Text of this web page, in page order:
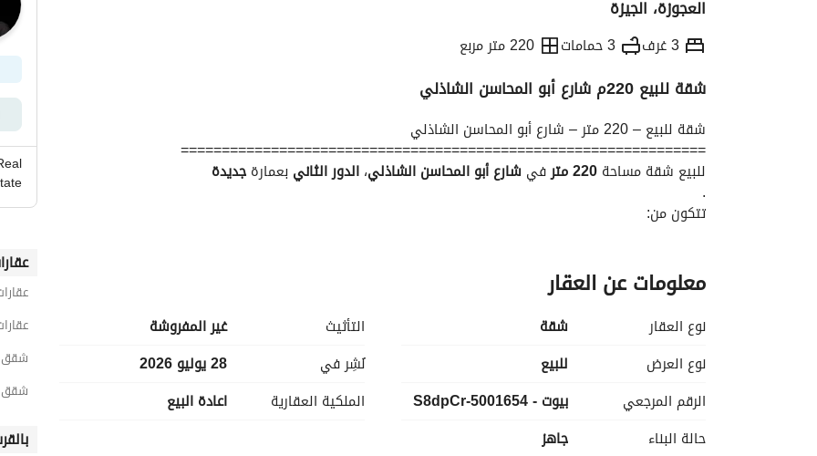
العجوزة، الجيزة
3 غرف 3 حمامات 220 متر مربع
التفاصيل الاتجاهات والمؤشرات رهن عقاري
شقة للبيع 220م شارع أبو المحاسن الشاذلي
شقة للبيع – 220 متر – شارع أبو المحاسن الشاذلي
================================================================
للبيع شقة مساحة 220 متر في شارع أبو المحاسن الشاذلي، الدور الثاني بعمارة جديدة
.
تتكون من:
ليفنج
3 حمامات
ريسبشن 3 قطع
البيع شامل التكييفات والمطبخ
المطلوب:
معلومات عن العقار
نوع العقار
شقة
نوع العرض
للبيع
الرقم المرجعي
بيوت - 5001654-S8dpCr
حالة البناء
جاهز
التأثيث
غير المفروشة
نُشِر في
28 يوليو 2026
الملكية العقارية
اعادة البيع
شقق 3 غرف نوم للبيع في الجيزة
شقق 3 غرف نوم للبيع في العجوزة